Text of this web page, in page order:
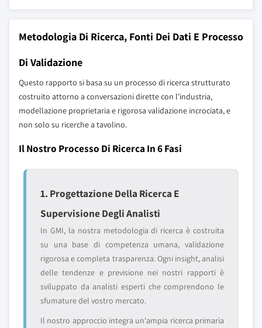
Metodologia Di Ricerca, Fonti Dei Dati E Processo
Di Validazione
Questo rapporto si basa su un processo di ricerca strutturato
costruito attorno a conversazioni dirette con l'industria,
modellazione proprietaria e rigorosa validazione incrociata, e
non solo su ricerche a tavolino.
Il Nostro Processo Di Ricerca In 6 Fasi
1. Progettazione Della Ricerca E
Supervisione Degli Analisti
In GMI, la nostra metodologia di ricerca è costruita
su una base di competenza umana, validazione
rigorosa e completa trasparenza. Ogni insight, analisi
delle tendenze e previsione nei nostri rapporti è
sviluppato da analisti esperti che comprendono le
sfumature del vostro mercato.
Il nostro approccio integra un'ampia ricerca primaria